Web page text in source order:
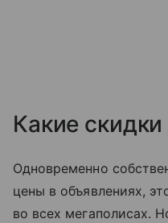
Какие
Одновременно
цены в объявлениях,
во всех мегаполисах.